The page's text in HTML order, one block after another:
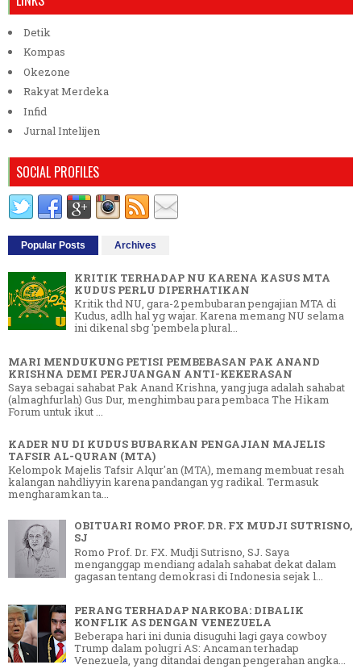
Detik
Kompas
Okezone
Rakyat Merdeka
Infid
Jurnal Intelijen
SOCIAL PROFILES
Popular Posts Archives
KRITIK TERHADAP NU KARENA KASUS MTA
KUDUS PERLU DIPERHATIKAN
Kritik thd NU, gara-2 pembubaran pengajian MTA di
Kudus, adlh hal yg wajar. Karena memang NU selama
ini dikenal sbg 'pembela plural...
MARI MENDUKUNG PETISI PEMBEBASAN PAK ANAND
KRISHNA DEMI PERJUANGAN ANTI-KEKERASAN
Saya sebagai sahabat Pak Anand Krishna, yang juga adalah sahabat
(almaghfurlah) Gus Dur, menghimbau para pembaca The Hikam
Forum untuk ikut ...
KADER NU DI KUDUS BUBARKAN PENGAJIAN MAJELIS
TAFSIR AL-QURAN (MTA)
Kelompok Majelis Tafsir Alqur'an (MTA), memang membuat resah
kalangan nahdliyyin karena pandangan yg radikal. Termasuk
mengharamkan ta...
OBITUARI ROMO PROF. DR. FX MUDJI SUTRISNO,
SJ
Romo Prof. Dr. FX. Mudji Sutrisno, SJ. Saya
menganggap mendiang adalah sahabat dekat dalam
gagasan tentang demokrasi di Indonesia sejak l...
PERANG TERHADAP NARKOBA: DIBALIK
KONFLIK AS DENGAN VENEZUELA
Beberapa hari ini dunia disuguhi lagi gaya cowboy
Trump dalam polugri AS: Ancaman terhadap
Venezuela, yang ditandai dengan pengerahan angka...